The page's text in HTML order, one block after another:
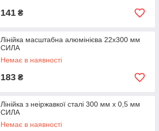
141 ₴
Лінійка масштабна алюмінієва 22х300 мм
СИЛА
Немає в наявності
183 ₴
Лінійка з неіржавкої сталі 300 мм х 0,5 мм
СИЛА
Немає в наявності